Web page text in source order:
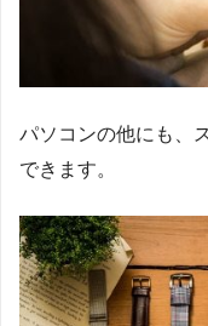
パソコンの他にも、
できます。